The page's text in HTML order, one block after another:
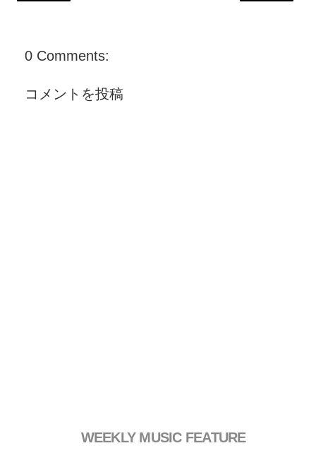
0 Comments:
コメントを投稿
WEEKLY MUSIC FEATURE